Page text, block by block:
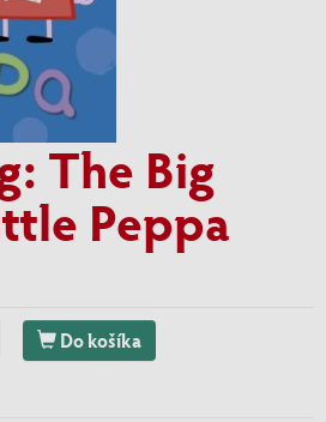
The Big
Peppa
Do košíka